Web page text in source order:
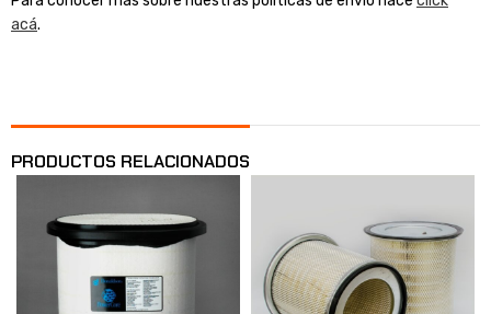
acá.
PRODUCTOS RELACIONADOS